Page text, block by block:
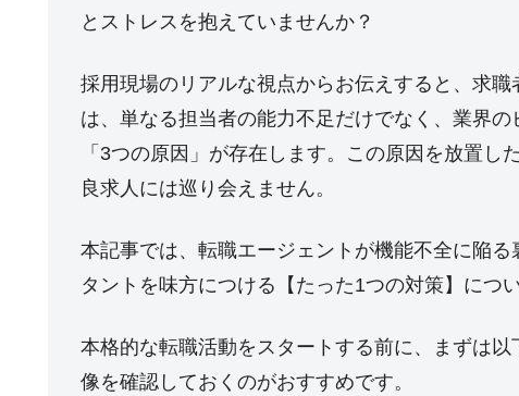
とストレスを抱えていませんか？
採用現場のリアルな視点からお伝えすると、求
は、単なる担当者の能力不足だけでなく、業界
「3つの原因」が存在します。この原因を放置
良求人には巡り会えません。
本記事では、転職エージェントが機能不全に陥
タントを味方につける【たった1つの対策】につ
本格的な転職活動をスタートする前に、まずは
像を確認しておくのがおすすめです。